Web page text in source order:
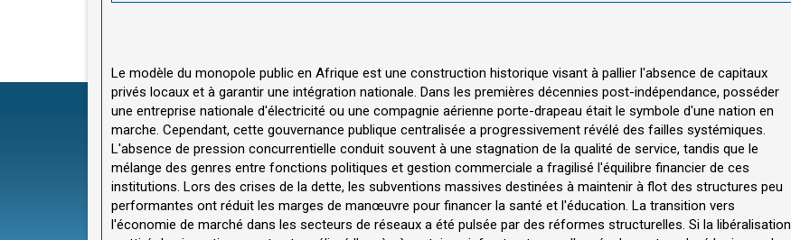
Le modèle du monopole public en Afrique est une construction historique visant à pallier l'absence de capitaux
privés locaux et à garantir une intégration nationale. Dans les premières décennies post-indépendance, posséder
une entreprise nationale d'électricité ou une compagnie aérienne porte-drapeau était le symbole d'une nation en
marche. Cependant, cette gouvernance publique centralisée a progressivement révélé des failles systémiques.
L'absence de pression concurrentielle conduit souvent à une stagnation de la qualité de service, tandis que le
mélange des genres entre fonctions politiques et gestion commerciale a fragilisé l'équilibre financier de ces
institutions. Lors des crises de la dette, les subventions massives destinées à maintenir à flot des structures peu
performantes ont réduit les marges de manœuvre pour financer la santé et l'éducation. La transition vers
l'économie de marché dans les secteurs de réseaux a été pulsée par des réformes structurelles. Si la libéralisation